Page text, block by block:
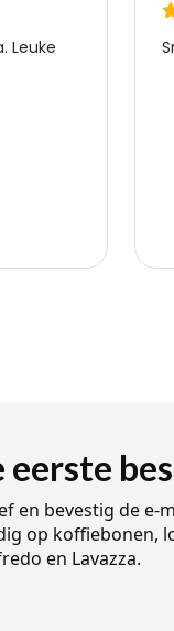
eerste
en bevestig de e-
op koffiebonen,
en Lavazza.